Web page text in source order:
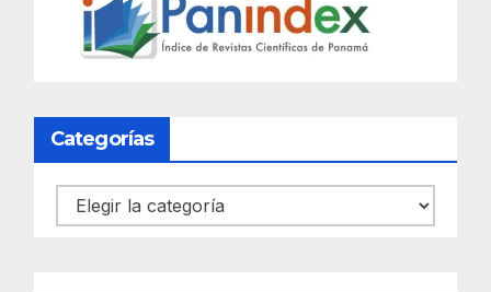
Categorías
Categorías